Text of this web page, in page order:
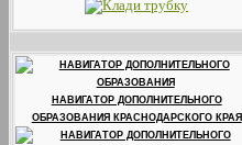
НАВИГАТОР ДОПОЛНИТЕЛЬНОГО
ОБРАЗОВАНИЯ КРАСНОДАРСКОГО КРАЯ